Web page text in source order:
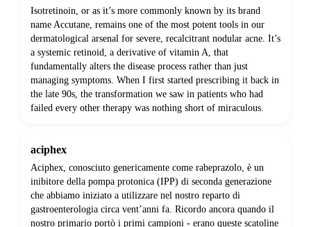
Isotretinoin, or as it’s more commonly known by its brand
name Accutane, remains one of the most potent tools in our
dermatological arsenal for severe, recalcitrant nodular acne. It’s
a systemic retinoid, a derivative of vitamin A, that
fundamentally alters the disease process rather than just
managing symptoms. When I first started prescribing it back in
the late 90s, the transformation we saw in patients who had
failed every other therapy was nothing short of miraculous.
aciphex
Aciphex, conosciuto genericamente come rabeprazolo, è un
inibitore della pompa protonica (IPP) di seconda generazione
che abbiamo iniziato a utilizzare nel nostro reparto di
gastroenterologia circa vent’anni fa. Ricordo ancora quando il
nostro primario portò i primi campioni - erano queste scatoline